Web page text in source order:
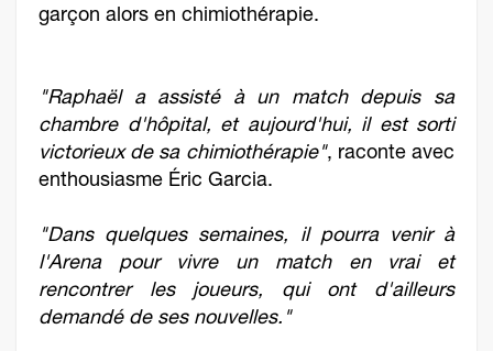
garçon alors en chimiothérapie.
"Raphaël a assisté à un match depuis sa
chambre d'hôpital, et aujourd'hui, il est sorti
victorieux de sa chimiothérapie", raconte avec
enthousiasme Éric Garcia.
"Dans quelques semaines, il pourra venir à
l'Arena pour vivre un match en vrai et
rencontrer les joueurs, qui ont d'ailleurs
demandé de ses nouvelles."